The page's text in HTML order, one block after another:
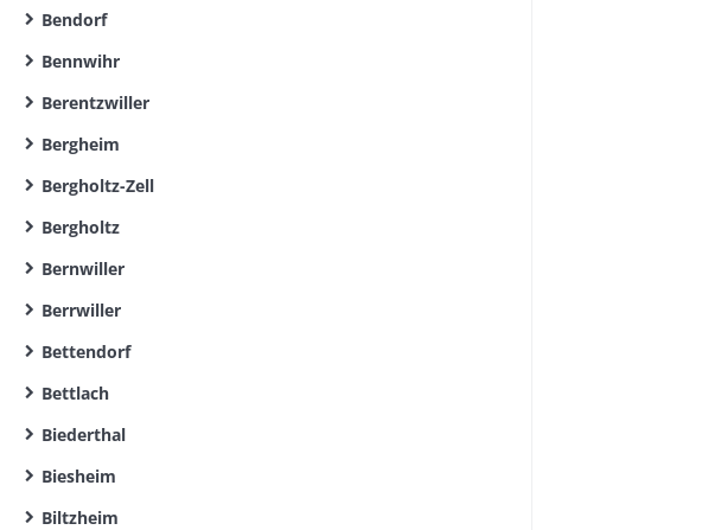
Bendorf
Bennwihr
Berentzwiller
Bergheim
Bergholtz-Zell
Bergholtz
Bernwiller
Berrwiller
Bettendorf
Bettlach
Biederthal
Biesheim
Biltzheim